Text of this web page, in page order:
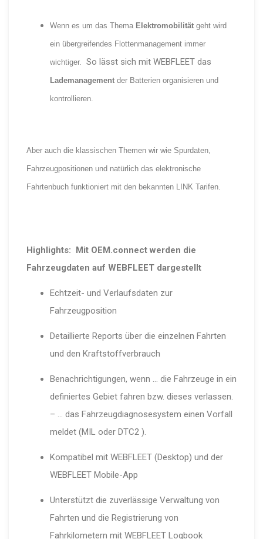
Wenn es um das Thema Elektromobilitätgeht wird
ein übergreifendes Flottenmanagement immer
wichtiger. So lässt sich mit WEBFLEET das
Lademanagementder Batterien organisieren und
kontrollieren.
Aber auch die klassischen Themen wir wie Spurdaten,
Fahrzeugpositionen und natürlich das elektronische
Fahrtenbuch funktioniert mit den bekannten LINK Tarifen.
Highlights:
Mit OEM.connect werden die
Fahrzeugdaten auf WEBFLEET dargestellt
Echtzeit- und Verlaufsdaten zur
Fahrzeugposition
Detaillierte Reports über die einzelnen Fahrten
und den Kraftstoffverbrauch
Benachrichtigungen, wenn … die Fahrzeuge in ein
definiertes Gebiet fahren bzw. dieses verlassen.
– … das Fahrzeugdiagnosesystem einen Vorfall
meldet (MIL oder DTC2 ).
Kompatibel mit WEBFLEET (Desktop) und der
WEBFLEET Mobile-App
Unterstützt die zuverlässige Verwaltung von
Fahrten und die Registrierung von
Fahrkilometern mit WEBFLEET Logbook